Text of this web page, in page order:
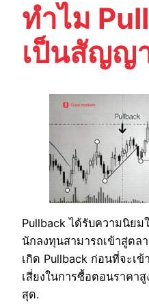
ทำไม
เป็นสัญญ
Pullback ได้รับความนิยม
นักลงทุนสามารถเข้าสู่ตล
เกิด Pullback ก่อนที่จะเ
เสี่ยงในการซื้อตอนราคา
สุด.